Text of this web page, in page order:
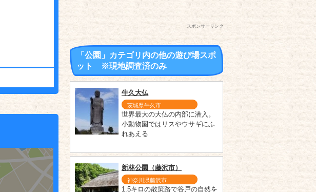
スポンサーリンク
「公園」カテゴリ内の他の遊び場スポ
ット ※現地調査済のみ
牛久大仏
茨城県牛久市
世界最大の大仏の内部に潜入。
小動物園ではリスやウサギにふ
れあえる
新林公園（藤沢市）
神奈川県藤沢市
1.5キロの散策路で谷戸の自然を